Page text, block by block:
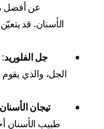
عن أفضل
الأسنان. قد
جل الفلوريد
الجل، والذي
تيجان
طبيب الأسنان